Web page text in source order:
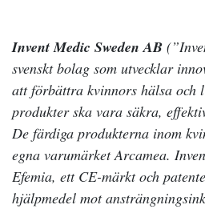
Invent Medic Sweden AB
svenskt bolag som utvecklar
att förbättra kvinnors hälsa och
produkter ska vara säkra,
De färdiga produkterna inom
egna varumärket Arcamea.
Efemia, ett CE-märkt och
hjälpmedel mot